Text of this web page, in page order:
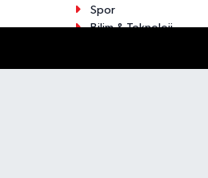
Spor
Bilim & Teknoloji